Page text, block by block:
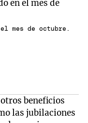
el mes de octubre.
beneficios
las jubilaciones